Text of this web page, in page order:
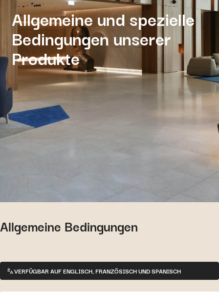
Allgemeine und spezielle
Bedingungen unserer
Produkte
Allgemeine Bedingungen
VERFÜGBAR AUF ENGLISCH, FRANZÖSISCH UND SPANISCH